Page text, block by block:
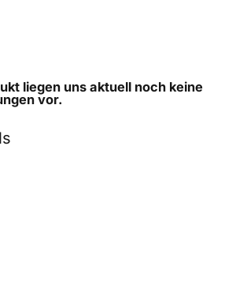
liegen uns aktuell noch keine
vor.